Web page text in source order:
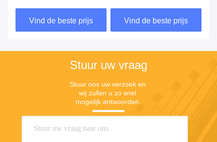
pagina's
Vind de beste prijs Vind de beste prijs
Stuur uw vraag
Stuur ons uw verzoek en
wij zullen u zo snel
mogelijk antwoorden.